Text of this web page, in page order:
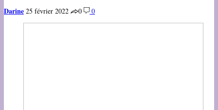
Darine 25 février 2022 0 0